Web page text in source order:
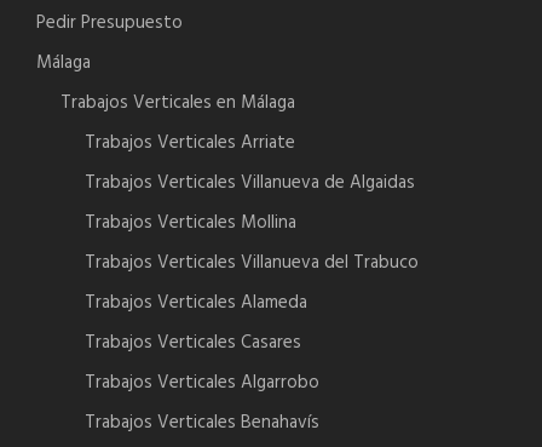
Pedir Presupuesto
Málaga
Trabajos Verticales en Málaga
Trabajos Verticales Arriate
Trabajos Verticales Villanueva de Algaidas
Trabajos Verticales Mollina
Trabajos Verticales Villanueva del Trabuco
Trabajos Verticales Alameda
Trabajos Verticales Casares
Trabajos Verticales Algarrobo
Trabajos Verticales Benahavís